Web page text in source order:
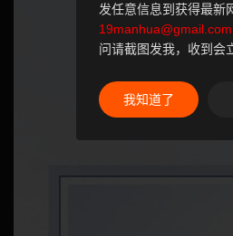
发任意信息到获得最新
19manhua@gmail.com
问请截图发我，收到会
我知道了